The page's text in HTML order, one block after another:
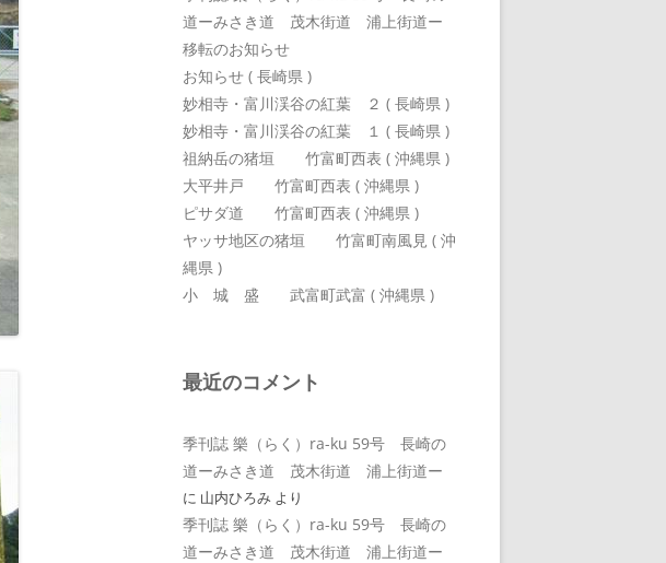
道ーみさき道 茂木街道 浦上街道ー
移転のお知らせ
お知らせ ( 長崎県 )
妙相寺・富川渓谷の紅葉 ２ ( 長崎県 )
妙相寺・富川渓谷の紅葉 １ ( 長崎県 )
祖納岳の猪垣 竹富町西表 ( 沖縄県 )
大平井戸 竹富町西表 ( 沖縄県 )
ピサダ道 竹富町西表 ( 沖縄県 )
ヤッサ地区の猪垣 竹富町南風見 ( 沖
縄県 )
小 城 盛 武富町武富 ( 沖縄県 )
最近のコメント
季刊誌 樂（らく）ra-ku 59号 長崎の
道ーみさき道 茂木街道 浦上街道ー
に 山内ひろみ より
季刊誌 樂（らく）ra-ku 59号 長崎の
道ーみさき道 茂木街道 浦上街道ー